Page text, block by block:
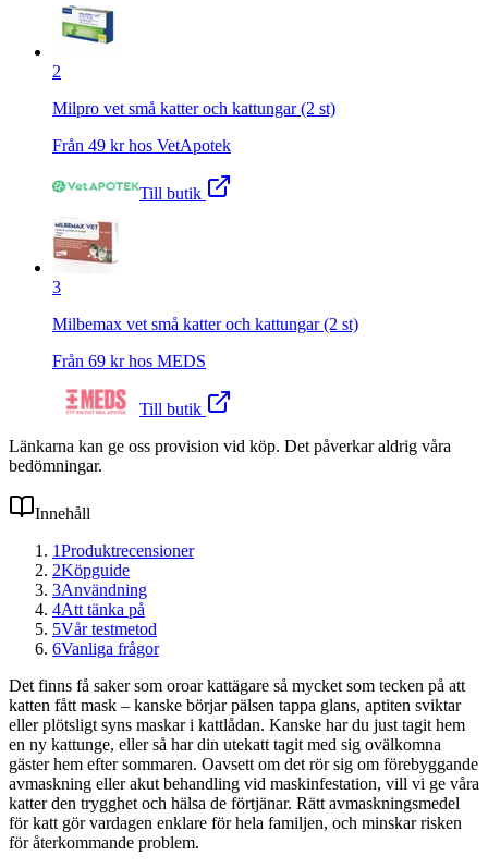
2
Milpro vet små katter och kattungar (2 st)
Från 49 kr hos VetApotek
Till butik
3
Milbemax vet små katter och kattungar (2 st)
Från 69 kr hos MEDS
Till butik
Länkarna kan ge oss provision vid köp. Det påverkar aldrig våra
bedömningar.
Innehåll
1Produktrecensioner
2Köpguide
3Användning
4Att tänka på
5Vår testmetod
6Vanliga frågor
Det finns få saker som oroar kattägare så mycket som tecken på att
katten fått mask – kanske börjar pälsen tappa glans, aptiten sviktar
eller plötsligt syns maskar i kattlådan. Kanske har du just tagit hem
en ny kattunge, eller så har din utekatt tagit med sig ovälkomna
gäster hem efter sommaren. Oavsett om det rör sig om förebyggande
avmaskning eller akut behandling vid maskinfestation, vill vi ge våra
katter den trygghet och hälsa de förtjänar. Rätt avmaskningsmedel
för katt gör vardagen enklare för hela familjen, och minskar risken
för återkommande problem.